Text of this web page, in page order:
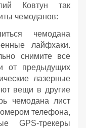
Ковтун так
чемоданов:
чемодана
лайфхаки.
снимите все
от предыдущих
лазерные
вещи в другие
чемодана лист
телефона,
GPS-трекеры